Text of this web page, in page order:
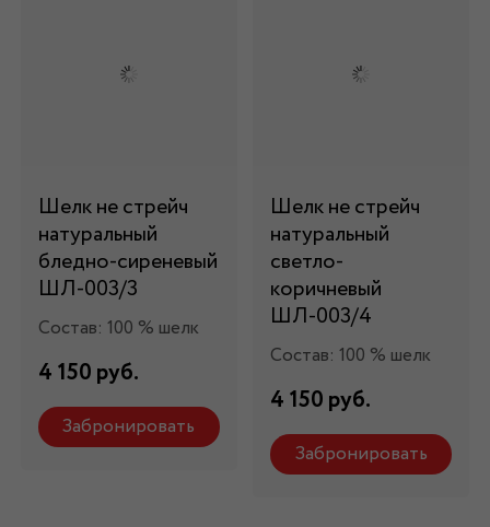
Шелк не стрейч
натуральный
бледно-сиреневый
ШЛ-003/3
Состав: 100 % шелк
4 150 руб.
Забронировать
Шелк не стрейч
натуральный
светло-
коричневый
ШЛ-003/4
Состав: 100 % шелк
4 150 руб.
Забронировать